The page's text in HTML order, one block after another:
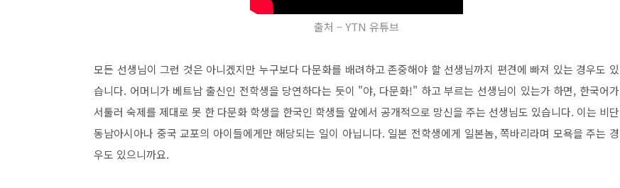
출처 – YTN 유튜브
모든 선생님이 그런 것은 아니겠지만 누구보다 다문화를 배려하고 존중해야 할 선생님까지 편견에 빠져 있는 경우도 있
습니다. 어머니가 베트남 출신인 전학생을 당연하다는 듯이 "야, 다문화!" 하고 부르는 선생님이 있는가 하면, 한국어가
서툴러 숙제를 제대로 못 한 다문화 학생을 한국인 학생들 앞에서 공개적으로 망신을 주는 선생님도 있습니다. 이는 비단
동남아시아나 중국 교포의 아이들에게만 해당되는 일이 아닙니다. 일본 전학생에게 일본놈, 쪽바리라며 모욕을 주는 경
우도 있으니까요.